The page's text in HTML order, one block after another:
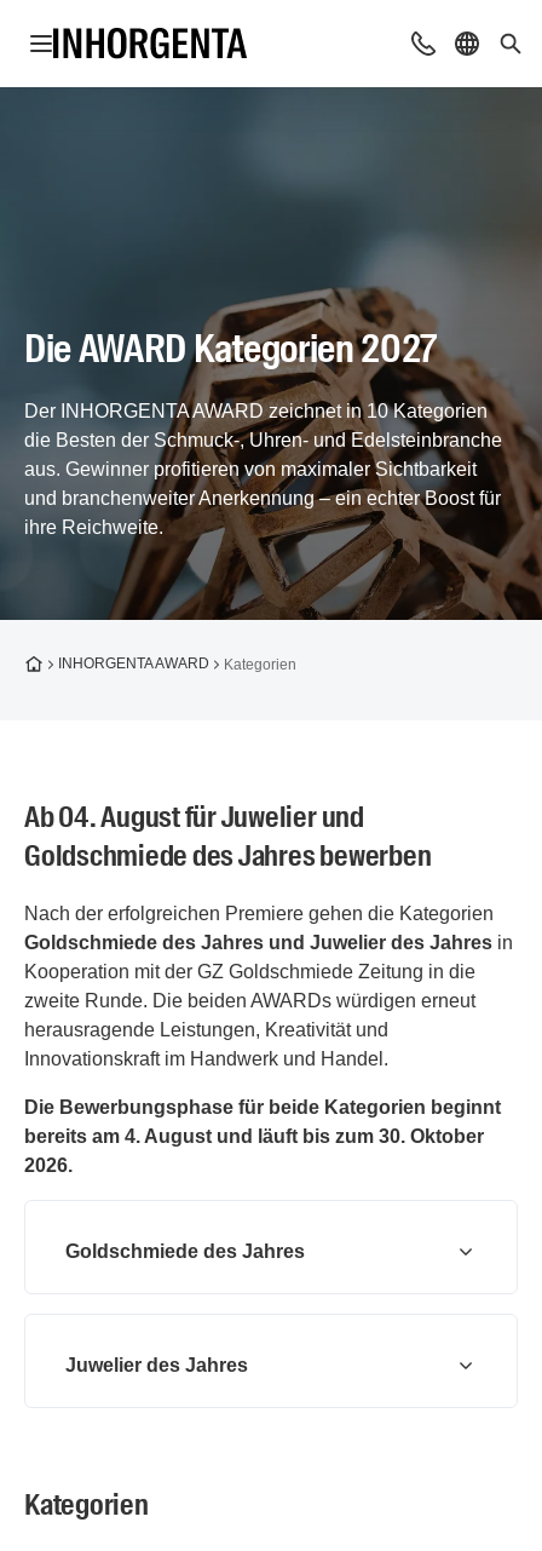
Navigation öffnen Beratung &
Sprache
Die AWARD Kategorien 2027
Der INHORGENTA AWARD zeichnet in 10 Kategorien
die Besten der Schmuck-, Uhren- und Edelsteinbranche
aus. Gewinner profitieren von maximaler Sichtbarkeit
und branchenweiter Anerkennung – ein echter Boost für
ihre Reichweite.
Zur Startseite
INHORGENTA AWARD Kategorien
Ab 04. August für Juwelier und
Goldschmiede des Jahres bewerben
Nach der erfolgreichen Premiere gehen die Kategorien
Goldschmiede des Jahres und Juwelier des Jahres in
Kooperation mit der GZ Goldschmiede Zeitung in die
zweite Runde. Die beiden AWARDs würdigen erneut
herausragende Leistungen, Kreativität und
Innovationskraft im Handwerk und Handel.
Die Bewerbungsphase für beide Kategorien beginnt
bereits am 4. August und läuft bis zum 30. Oktober
2026.
Goldschmiede des Jahres
Juwelier des Jahres
Kategorien